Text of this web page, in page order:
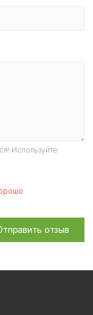
Используйте
отзыв